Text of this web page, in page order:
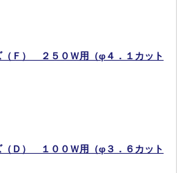
Ｆ） ２５０Ｗ用（φ４．１カット
Ｄ） １００Ｗ用（φ３．６カット